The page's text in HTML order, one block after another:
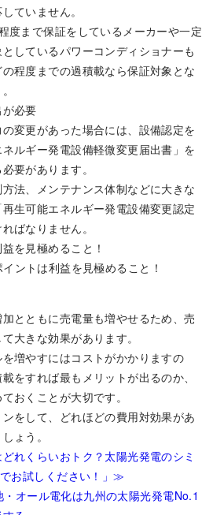
ていません。
度まで保証をしているメーカーや一定
しているパワーコンディショナーも
程度までの過積載なら保証対象とな
必要
変更があった場合には、設備認定を
ルギー発電設備軽微変更届出書」を
要があります。
法、メンテナンス体制などに大きな
生可能エネルギー発電設備変更認定
ばなりません。
を見極めること！
とともに売電量も増やせるため、売
大きな効果があります。
増やすにはコストがかかりますの
をすれば最もメリットが出るのか、
おくことが大切です。
をして、どれほどの費用対効果があ
ょう。
どれくらいおトク？太陽光発電のシミ
お試しください！」≫